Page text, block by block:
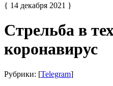
{ 14 декабря 2021 }
Стрельба в
коронавирус
Рубрики: [Telegram]